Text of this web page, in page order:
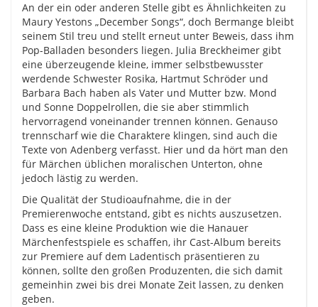
An der ein oder anderen Stelle gibt es Ähnlichkeiten zu
Maury Yestons „December Songs“, doch Bermange bleibt
seinem Stil treu und stellt erneut unter Beweis, dass ihm
Pop-Balladen besonders liegen. Julia Breckheimer gibt
eine überzeugende kleine, immer selbstbewusster
werdende Schwester Rosika, Hartmut Schröder und
Barbara Bach haben als Vater und Mutter bzw. Mond
und Sonne Doppelrollen, die sie aber stimmlich
hervorragend voneinander trennen können. Genauso
trennscharf wie die Charaktere klingen, sind auch die
Texte von Adenberg verfasst. Hier und da hört man den
für Märchen üblichen moralischen Unterton, ohne
jedoch lästig zu werden.
Die Qualität der Studioaufnahme, die in der
Premierenwoche entstand, gibt es nichts auszusetzen.
Dass es eine kleine Produktion wie die Hanauer
Märchenfestspiele es schaffen, ihr Cast-Album bereits
zur Premiere auf dem Ladentisch präsentieren zu
können, sollte den großen Produzenten, die sich damit
gemeinhin zwei bis drei Monate Zeit lassen, zu denken
geben.